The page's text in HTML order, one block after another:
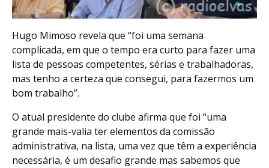
Hugo Mimoso revela que “foi uma semana
complicada, em que o tempo era curto para fazer uma
lista de pessoas competentes, sérias e trabalhadoras,
mas tenho a certeza que consegui, para fazermos um
bom trabalho”.
O atual presidente do clube afirma que foi “uma
grande mais-valia ter elementos da comissão
administrativa, na lista, uma vez que têm a experiência
necessária, é um desafio grande mas sabemos que